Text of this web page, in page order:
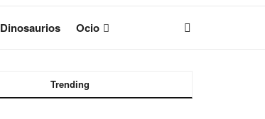
Dinosaurios Ocio
Trending